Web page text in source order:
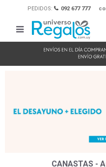
PEDIDOS: 092 677 777

CANASTAS -